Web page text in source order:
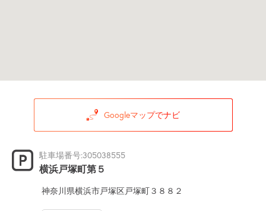
Googleマップでナビ
駐車場番号:305038555
横浜戸塚町第５
神奈川県横浜市戸塚区戸塚町３８８２